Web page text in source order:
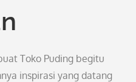
Toko Puding begitu
inspirasi yang datang